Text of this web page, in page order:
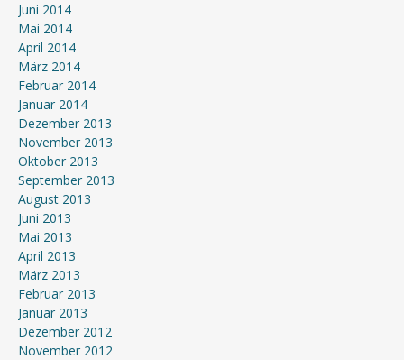
Juni 2014
Mai 2014
April 2014
März 2014
Februar 2014
Januar 2014
Dezember 2013
November 2013
Oktober 2013
September 2013
August 2013
Juni 2013
Mai 2013
April 2013
März 2013
Februar 2013
Januar 2013
Dezember 2012
November 2012